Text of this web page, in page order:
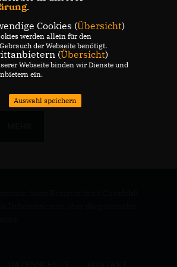
.
Cookies (Übersicht)
werden allein für den
der Webseite benötigt.
(Übersicht)
Webseite binden wir Dienste und
ein.
Auswahl speichern